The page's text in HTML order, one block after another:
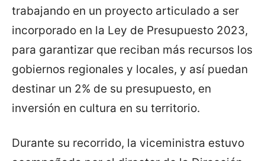
trabajando en un proyecto articulado a ser
incorporado en la Ley de Presupuesto 2023,
para garantizar que reciban más recursos los
gobiernos regionales y locales, y así puedan
destinar un 2% de su presupuesto, en
inversión en cultura en su territorio.
Durante su recorrido, la viceministra estuvo